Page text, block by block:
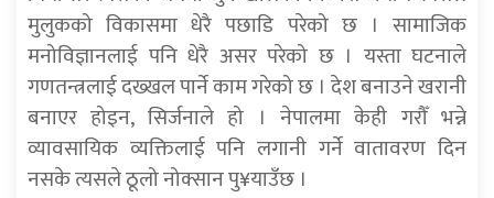
मुलुकको विकासमा धेरै पछाडि परेको छ । सामाजिक
मनोविज्ञानलाई पनि धेरै असर परेको छ । यस्ता घटनाले
गणतन्त्रलाई दख्खल पार्ने काम गरेको छ । देश बनाउने खरानी
बनाएर होइन, सिर्जनाले हो । नेपालमा केही गरौँ भन्ने
व्यावसायिक व्यक्तिलाई पनि लगानी गर्ने वातावरण दिन
नसके त्यसले ठूलो नोक्सान पु¥याउँछ ।